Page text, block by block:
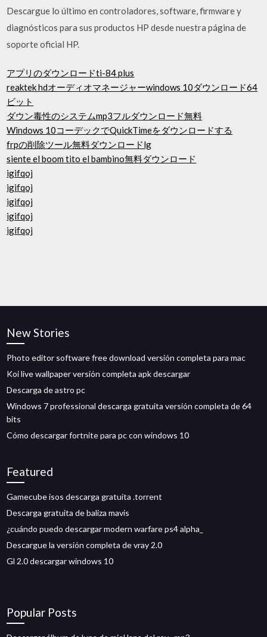
Descargue lo último en controladores, software, firmware y
diagnósticos para sus productos HP desde nuestra página de
soporte oficial HP.
アプリのダウンロードti-84 plus
reaktek hdオーディオマネージャーwindows 10ダウンロード64
ビット
ダウン毒性のシステムmp3フルダウンロード無料
Windows 10コーデックでQuickTimeをダウンロードする
frpの削除ツール無料ダウンロードlg
siente el boom tito el bambino無料ダウンロード
igifqoj
igifqoj
igifqoj
igifqoj
igifqoj
New Stories
Photo editor software free download versión completa para mac
Koi live wallpaper versión completa apk descargar
Descarga de astro pc
Windows 7 professional descarga gratuita versión completa de 64
bits
Cómo descargar fortnite para pc con windows 10
Featured
Gamecube isos descarga gratuita .torrent
Descarga gratuita de baliza mavis
¿cuándo puedo descargar modern warfare ps4 alpha_
Descargue la versión completa de vray 2.0
Gl 2.0 descargar windows 10
Popular Posts